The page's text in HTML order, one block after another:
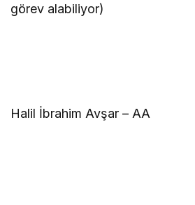
görev alabiliyor)
Halil İbrahim Avşar – AA